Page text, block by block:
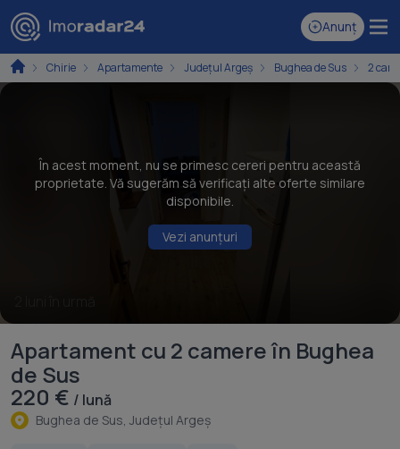
Anunț
Chirie Apartamente Județul Argeș Bughea de Sus 2
În acest moment, nu se primesc cereri pentru această
proprietate. Vă sugerăm să verificați alte oferte similare
disponibile.
Vezi anunțuri
Apartament cu 2 camere în Bughea
de Sus
220 € / lună
Bughea de Sus, Judeţul Argeş